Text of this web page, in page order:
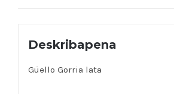
Deskribapena
Güello Gorria lata